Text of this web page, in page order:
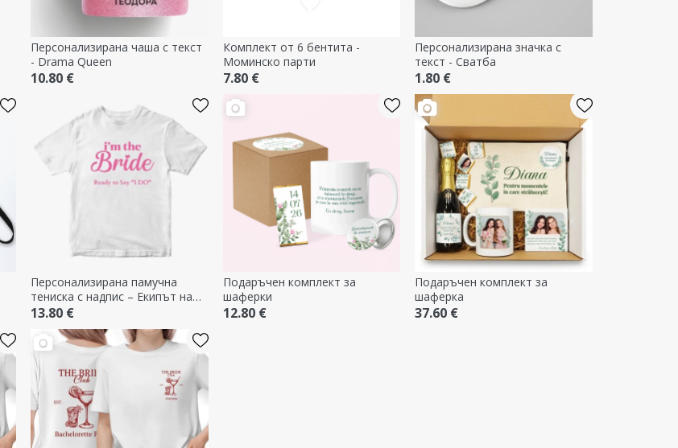
Персонализирана чаша с текст
- Drama Queen
10.80 €
Комплект от 6 бентита -
Моминско парти
7.80 €
Персонализирана значка с
текст - Сватба
1.80 €
Персонализирана памучна
тениска с надпис – Екипът на
булката
13.80 €
Подаръчен комплект за
шаферки
12.80 €
Подаръчен комплект за
шаферка
37.60 €